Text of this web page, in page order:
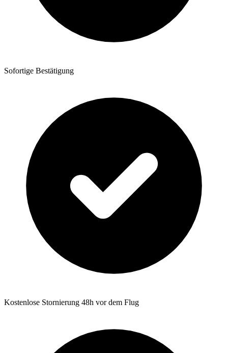
Sofortige Bestätigung
Kostenlose Stornierung 48h vor dem Flug